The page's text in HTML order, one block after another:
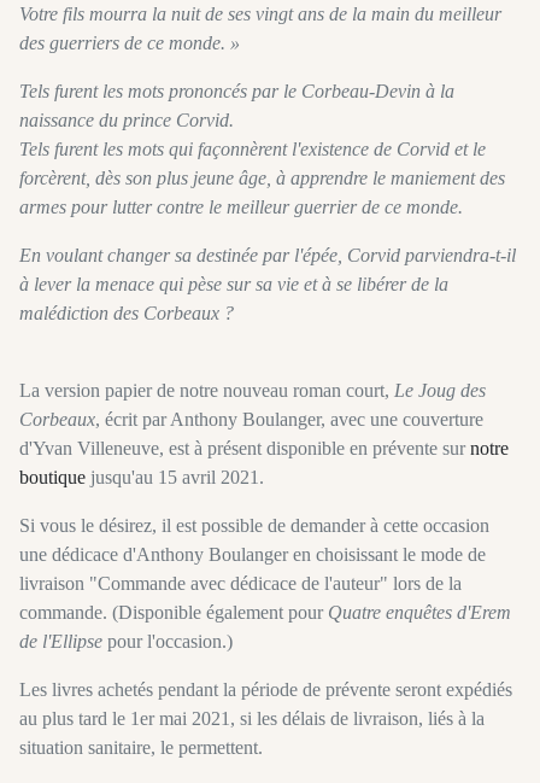
Votre fils mourra la nuit de ses vingt ans de la main du meilleur
des guerriers de ce monde. »
Tels furent les mots prononcés par le Corbeau-Devin à la
naissance du prince Corvid.
Tels furent les mots qui façonnèrent l'existence de Corvid et le
forcèrent, dès son plus jeune âge, à apprendre le maniement des
armes pour lutter contre le meilleur guerrier de ce monde.
En voulant changer sa destinée par l'épée, Corvid parviendra-t-il
à lever la menace qui pèse sur sa vie et à se libérer de la
malédiction des Corbeaux ?
La version papier de notre nouveau roman court, Le Joug des
Corbeaux, écrit par Anthony Boulanger, avec une couverture
d'Yvan Villeneuve, est à présent disponible en prévente surnotre
boutique jusqu'au 15 avril 2021.
Si vous le désirez, il est possible de demander à cette occasion
une dédicace d'Anthony Boulanger en choisissant le mode de
livraison "Commande avec dédicace de l'auteur" lors de la
commande. (Disponible également pour Quatre enquêtes d'Erem
de l'Ellipse pour l'occasion.)
Les livres achetés pendant la période de prévente seront expédiés
au plus tard le 1er mai 2021, si les délais de livraison, liés à la
situation sanitaire, le permettent.